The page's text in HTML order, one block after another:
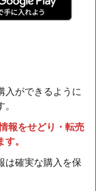
入ができるように
報をせどり・転売
。
は確実な購入を保